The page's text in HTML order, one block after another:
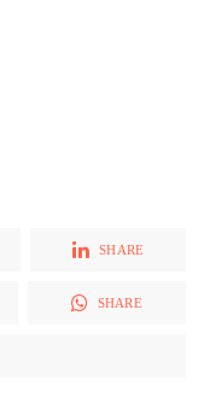
SHARE
SHARE